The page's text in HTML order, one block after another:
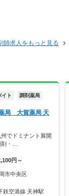
師求人をもっと見る
ト 調剤薬局
局 大賀薬局 天
でドミナント展開
剤・…
円～
市中央区
鉄空港線 天神駅